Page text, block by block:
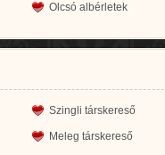
Olcsó albérletek
Szingli társkereső
Meleg társkereső